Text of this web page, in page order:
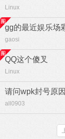
Linux
gg的最近娱乐场
gaosi
QQ这个傻叉
Linux
请问wpk封号原因
all0903